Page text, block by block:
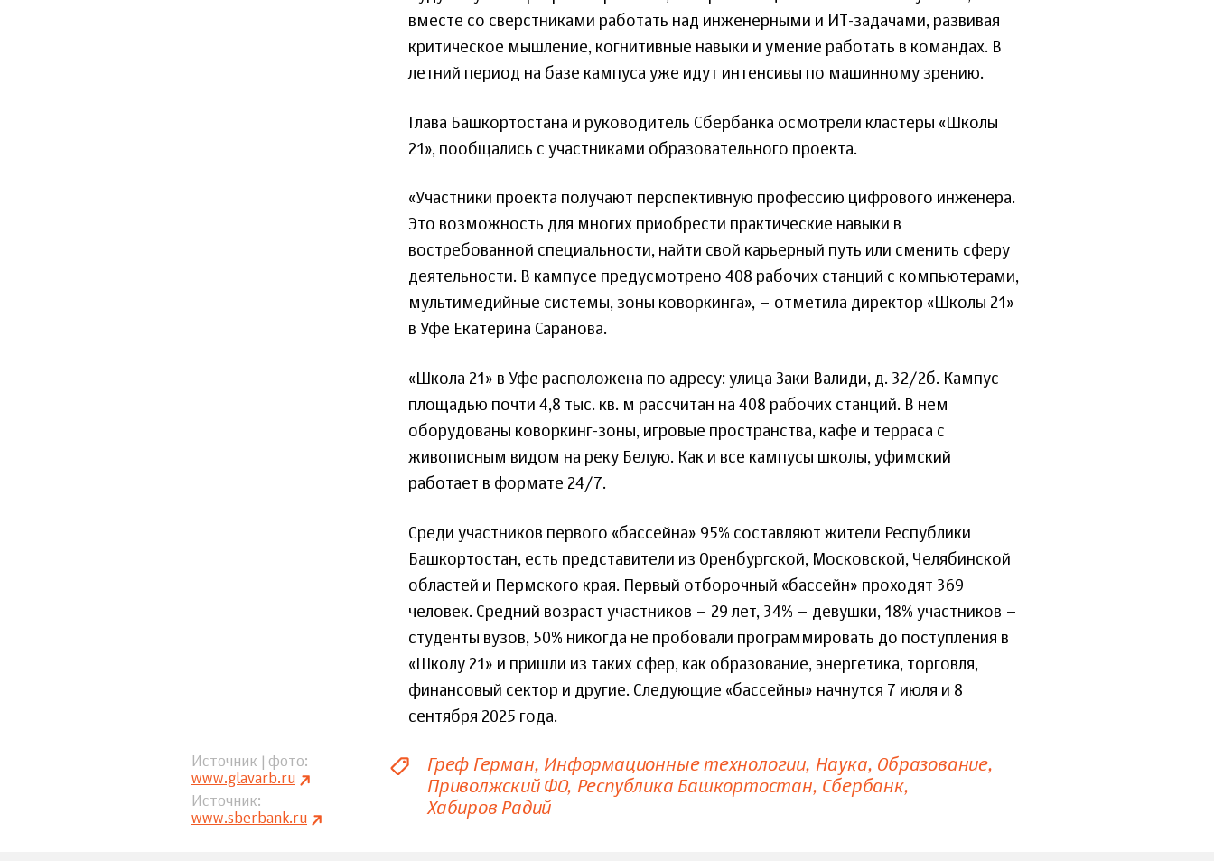
вместе со сверстниками работать над инженерными и ИТ-задачами, развивая
критическое мышление, когнитивные навыки и умение работать в командах. В
летний период на базе кампуса уже идут интенсивы по машинному зрению.
Глава Башкортостана и руководитель Сбербанка осмотрели кластеры «Школы
21», пообщались с участниками образовательного проекта.
«Участники проекта получают перспективную профессию цифрового инженера.
Это возможность для многих приобрести практические навыки в
востребованной специальности, найти свой карьерный путь или сменить сферу
деятельности. В кампусе предусмотрено 408 рабочих станций с компьютерами,
мультимедийные системы, зоны коворкинга», – отметила директор «Школы 21»
в Уфе Екатерина Саранова.
«Школа 21» в Уфе расположена по адресу: улица Заки Валиди, д. 32/2б. Кампус
площадью почти 4,8 тыс. кв. м рассчитан на 408 рабочих станций. В нем
оборудованы коворкинг-зоны, игровые пространства, кафе и терраса с
живописным видом на реку Белую. Как и все кампусы школы, уфимский
работает в формате 24/7.
Среди участников первого «бассейна» 95% составляют жители Республики
Башкортостан, есть представители из Оренбургской, Московской, Челябинской
областей и Пермского края. Первый отборочный «бассейн» проходят 369
человек. Средний возраст участников – 29 лет, 34% – девушки, 18% участников –
студенты вузов, 50% никогда не пробовали программировать до поступления в
«Школу 21» и пришли из таких сфер, как образование, энергетика, торговля,
финансовый сектор и другие. Следующие «бассейны» начнутся 7 июля и 8
сентября 2025 года.
Источник | фото
www.glavarb.ru
Источник
www.sberbank.ru
Греф Герман Информационные технологии Наука Образование
Приволжский ФО Республика Башкортостан Сбербанк
Хабиров Радий